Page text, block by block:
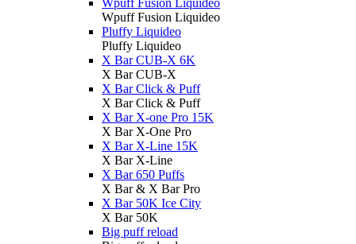
Wpuff Fusion Liquideo
Wpuff Fusion Liquideo
Pluffy Liquideo
Pluffy Liquideo
X Bar CUB-X 6K
X Bar CUB-X
X Bar Click & Puff
X Bar Click & Puff
X Bar X-one Pro 15K
X Bar X-One Pro
X Bar X-Line 15K
X Bar X-Line
X Bar 650 Puffs
X Bar & X Bar Pro
X Bar 50K Ice City
X Bar 50K
Big puff reload